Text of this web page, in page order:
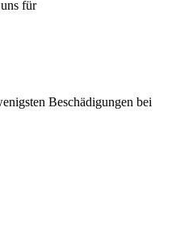
für
Beschädigungen bei